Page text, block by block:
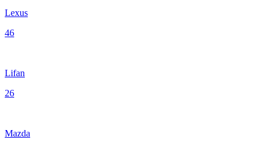
Lexus
46
Lifan
26
Mazda